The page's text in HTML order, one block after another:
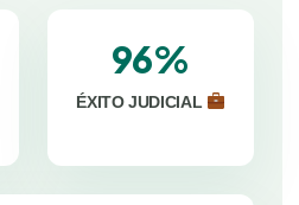
96%
ÉXITO JUDICIAL